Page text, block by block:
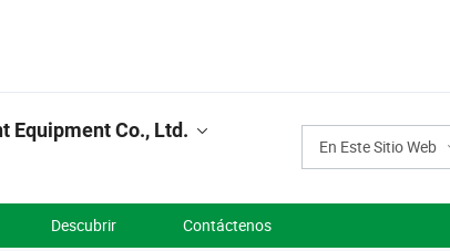
En Este Sitio Web
Equipment Co., Ltd.
Descubrir Contáctenos